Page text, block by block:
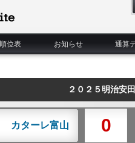
順位表 お知らせ 通算
２０２５明治安
カターレ富山 0